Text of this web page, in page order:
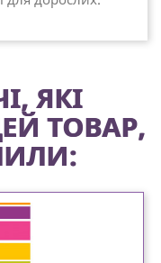
ЯКІ
ТОВАР,